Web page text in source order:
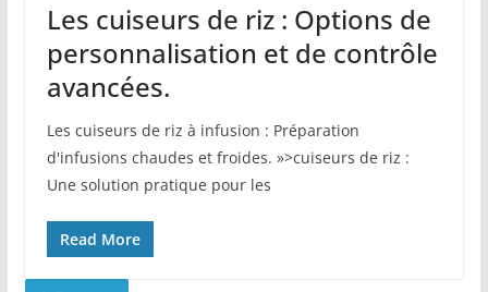
Les cuiseurs de riz : Options de
personnalisation et de contrôle
avancées.
Les cuiseurs de riz à infusion : Préparation
d'infusions chaudes et froides. »>cuiseurs de riz :
Une solution pratique pour les
Read More